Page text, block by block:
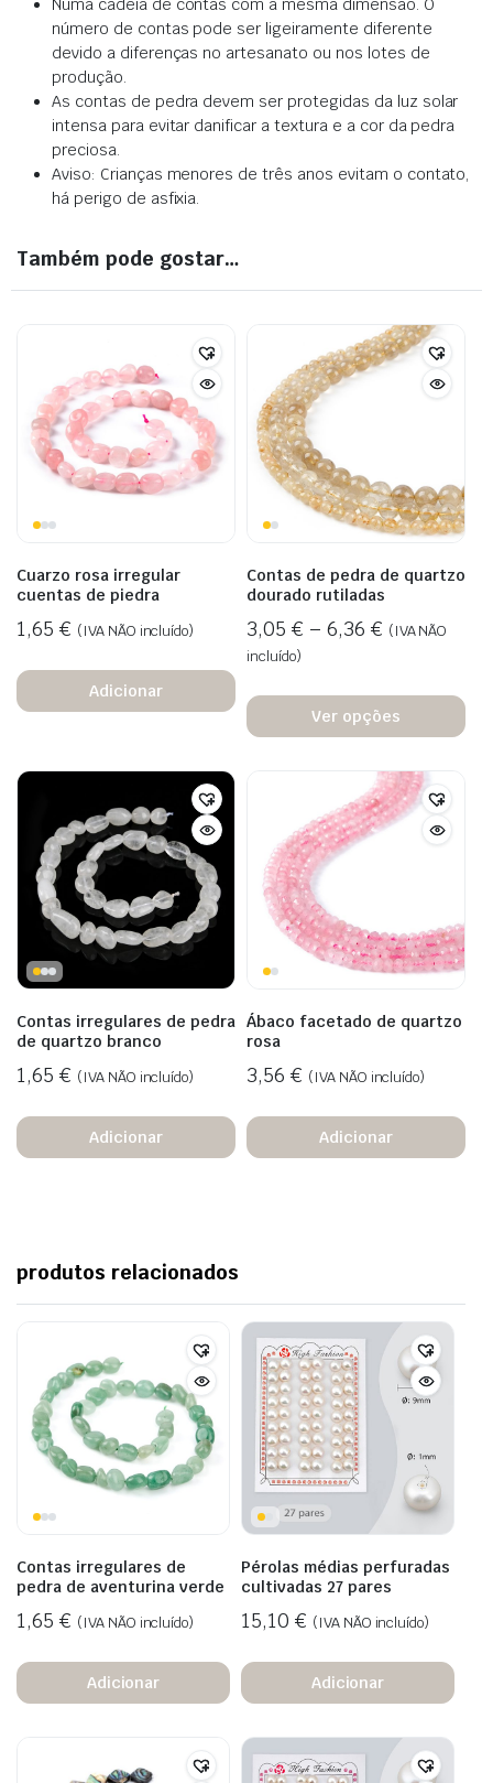
Numa cadeia de contas com a mesma dimensão. O
número de contas pode ser ligeiramente diferente
devido a diferenças no artesanato ou nos lotes de
produção.
As contas de pedra devem ser protegidas da luz solar
intensa para evitar danificar a textura e a cor da pedra
preciosa.
Aviso: Crianças menores de três anos evitam o contato,
há perigo de asfixia.
Também pode gostar…
Cuarzo rosa irregular
cuentas de piedra
1,65 € (IVA NÃO incluído)
Adicionar
Contas de pedra de quartzo
dourado rutiladas
3,05 € – 6,36 € (IVA NÃO
incluído)
Ver opções
Contas irregulares de pedra
de quartzo branco
1,65 € (IVA NÃO incluído)
Adicionar
Ábaco facetado de quartzo
rosa
3,56 € (IVA NÃO incluído)
Adicionar
produtos relacionados
Contas irregulares de
pedra de aventurina verde
1,65 € (IVA NÃO incluído)
Adicionar
Pérolas médias perfuradas
cultivadas 27 pares
15,10 € (IVA NÃO incluído)
Adicionar